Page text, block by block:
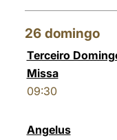
26 domingo
Terceiro
Missa
09:30
Angelus